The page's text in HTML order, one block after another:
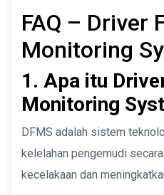
FAQ – Driver
Monitoring
1. Apa itu
Monitoring
DFMS adalah sistem
kelelahan pengemudi
kecelakaan dan